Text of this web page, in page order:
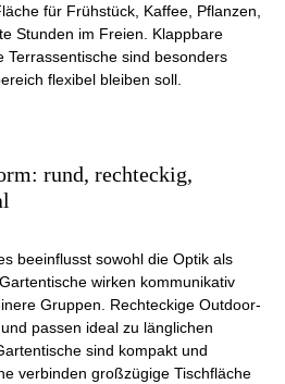
für Frühstück, Kaffee, Pflanzen,
Stunden im Freien. Klappbare
Terrassentische sind besonders
flexibel bleiben soll.
rund, rechteckig,
beeinflusst sowohl die Optik als
wirken kommunikativ
Gruppen. Rechteckige Outdoor-
passen ideal zu länglichen
sind kompakt und
verbinden großzügige Tischfläche